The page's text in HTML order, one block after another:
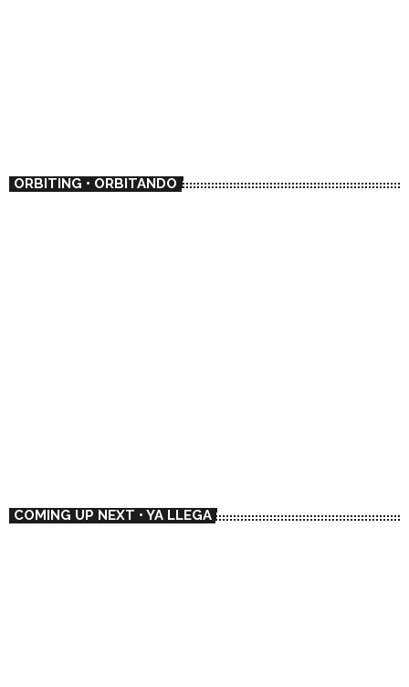
ORBITING • ORBITANDO
COMING UP NEXT • YA LLEGA